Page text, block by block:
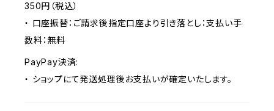
350円（税込）
・ 口座振替：ご請求後指定口座より引き落とし：支払い手
数料：無料
PayPay決済:
・ ショップにて発送処理後お支払いが確定いたします。